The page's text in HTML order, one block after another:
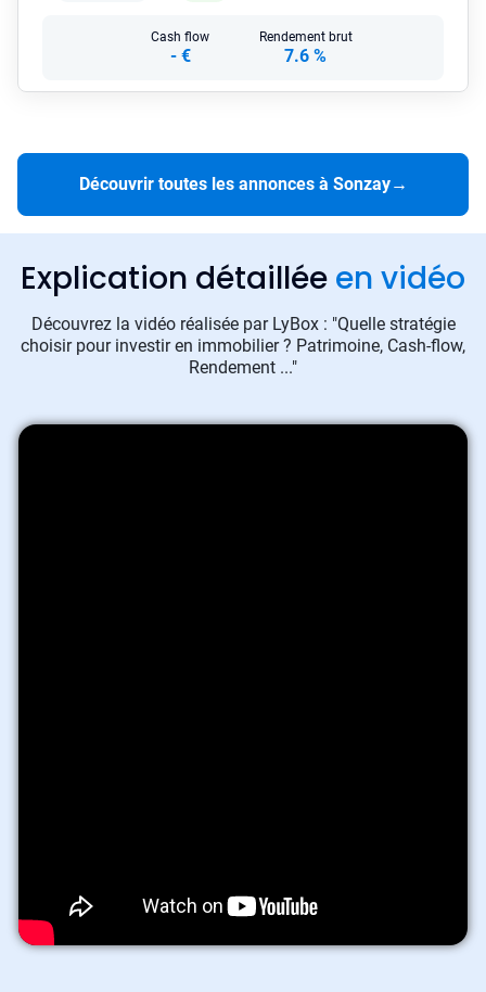
Cash flow
- €
Rendement brut
7.6 %
Découvrir toutes les annonces à Sonzay→
Explication détaillée en vidéo
Découvrez la vidéo réalisée par LyBox : "Quelle stratégie
choisir pour investir en immobilier ? Patrimoine, Cash-flow,
Rendement ..."